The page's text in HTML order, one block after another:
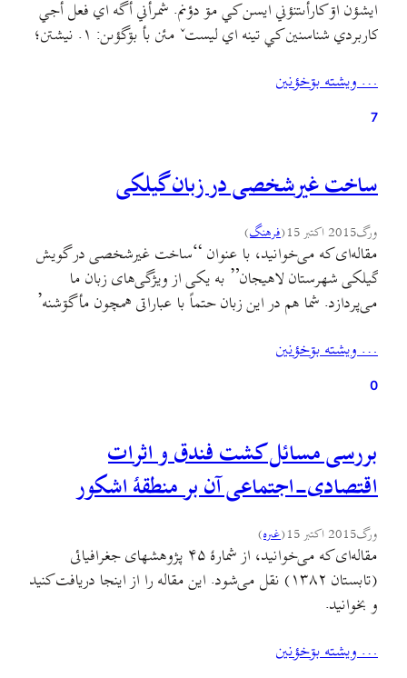
ايشؤن اۊ کارأىتنؤني ايسن کي مۊ دؤنم. شمرأني أگه اي فعل أجي
کاربردي شناسنين کي تينه اي ليستˇ مئن بأ بۊگؤىن: ۱. نيشتن؛
وختي کي شنيم ىک نفرˇ ورجه مهمؤني گۊنيم “بشيم فلان…
… ويشته بۊخؤنين
7
ساخت غیرشخصی در زبان گیلکی
ورگ2015 اکتبر 15 (فرهنگ)
مقاله‌ای که می‌خوانید، با عنوان “ساخت غیرشخصی در گویش
گیلکی شهرستان لاهیجان” به یکی از ویژگی‌های زبان ما
می‌پردازد. شما هم در این زبان حتماً با عباراتی همچون مأ گۊشنه’
جمله‌ها می‌پردازد. مقاله را از این‌جا دریافت کنید و بخوانید.
… ويشته بۊخؤنين
0
بررسی مسائل کشت فندق و اثرات
اقتصادی-اجتماعی آن بر منطقهٔ اشکور
ورگ2015 اکتبر 15 (غىره)
مقاله‌ای که می‌خوانید، از شمارهٔ ۴۵ پژوهشهای جغرافيائی
(تابستان ۱۳۸۲) نقل می‌شود. این مقاله را از اینجا دریافت کنید
و بخوانید.
… ويشته بۊخؤنين